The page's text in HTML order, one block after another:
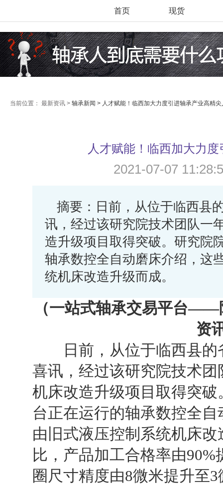
首页 现货
当前位置： 最新资讯 > 轴承新闻 > 人才赋能！临西加大力度引进轴承产业高精尖
人才赋能！临西加大力
2021-07-07
摘要：日前，从位于临西县
讯，经过该研究院技术团队一
造升级项目取得突破。研究院
轴承数控全自动磨床介绍，这
统机床改造升级而成。
（一站式轴承交易平台——
资
日前，从位于临西县的
喜讯，经过该研究院技术
机床改造升级项目取得突
台正在运行的轴承数控全
由旧式液压控制系统机床
比，产品加工合格率由90%
圈尺寸精度由8微米提升至3